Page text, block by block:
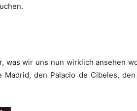
was wir uns nun wirklich ansehen
den Palacio de Cibeles, den